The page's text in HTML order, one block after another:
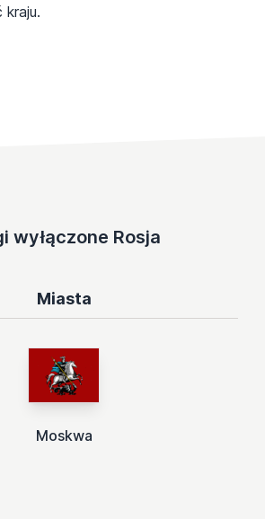
kraju.
wyłączone Rosja
Miasta
Moskwa